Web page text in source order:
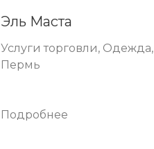
Эль Маста
Услуги торговли, Одежда,
Пермь
Подробнее